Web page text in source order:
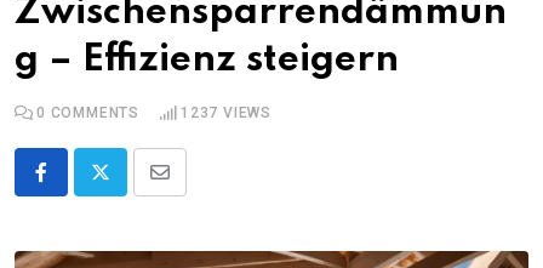
Zwischensparrendämmun
g – Effizienz steigern
0 COMMENTS 1237 VIEWS
Share
Email